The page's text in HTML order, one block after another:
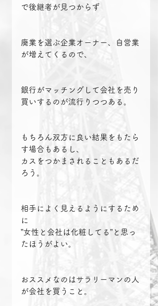
で後継者が見つからず
廃業を選ぶ企業オーナー、自営業
が増えてくるので、
銀行がマッチングして会社を売り
買いするのが流行りつつある。
もちろん双方に良い結果をもたら
す場合もあるし、
カスをつかまされることもあるだ
ろう。
相手によく見えるようにするため
に
”女性と会社は化粧してる”と思っ
たほうがよい。
おススメなのはサラリーマンの人
が会社を買うこと。